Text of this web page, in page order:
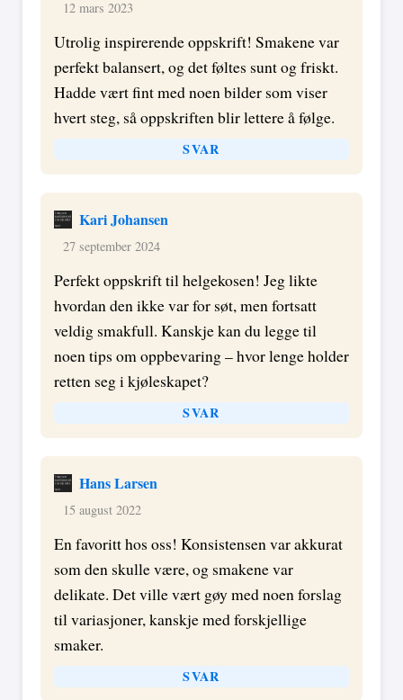
12 mars 2023
Utrolig inspirerende oppskrift! Smakene var
perfekt balansert, og det føltes sunt og friskt.
Hadde vært fint med noen bilder som viser
hvert steg, så oppskriften blir lettere å følge.
SVAR
Kari Johansen
27 september 2024
Perfekt oppskrift til helgekosen! Jeg likte
hvordan den ikke var for søt, men fortsatt
veldig smakfull. Kanskje kan du legge til
noen tips om oppbevaring – hvor lenge holder
retten seg i kjøleskapet?
SVAR
Hans Larsen
15 august 2022
En favoritt hos oss! Konsistensen var akkurat
som den skulle være, og smakene var
delikate. Det ville vært gøy med noen forslag
til variasjoner, kanskje med forskjellige
smaker.
SVAR